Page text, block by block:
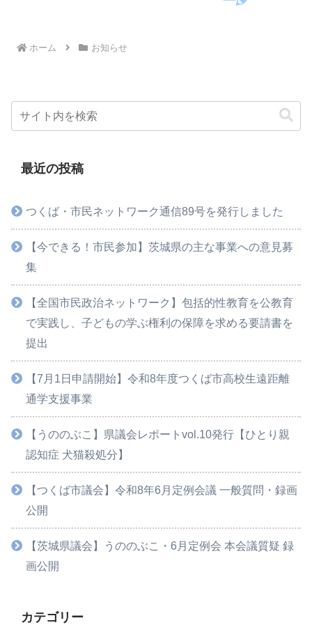
ホーム お知らせ
最近の投稿
つくば・市民ネットワーク通信89号を発行しました
【今できる！市民参加】茨城県の主な事業への意見募
集
【全国市民政治ネットワーク】包括的性教育を公教育
で実践し、子どもの学ぶ権利の保障を求める要請書を
提出
【7月1日申請開始】令和8年度つくば市高校生遠距離
通学支援事業
【うののぶこ】県議会レポートvol.10発行【ひとり親
認知症 犬猫殺処分】
【つくば市議会】令和8年6月定例会議 一般質問・録画
公開
【茨城県議会】うののぶこ・6月定例会 本会議質疑 録
画公開
カテゴリー